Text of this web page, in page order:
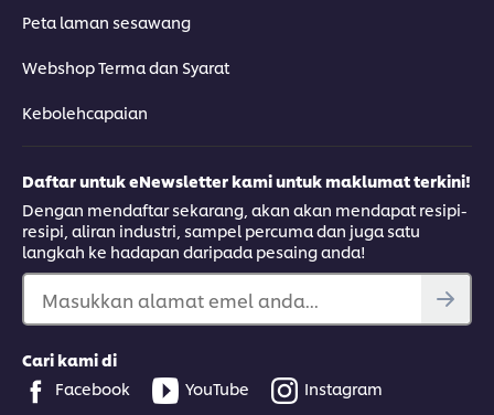
Peta laman sesawang
Webshop Terma dan Syarat
Kebolehcapaian
Daftar untuk eNewsletter kami untuk maklumat terkini!
Dengan mendaftar sekarang, akan akan mendapat resipi-
resipi, aliran industri, sampel percuma dan juga satu
langkah ke hadapan daripada pesaing anda!
Masukkan alamat emel anda...
Cari kami di
Facebook
YouTube Instagram